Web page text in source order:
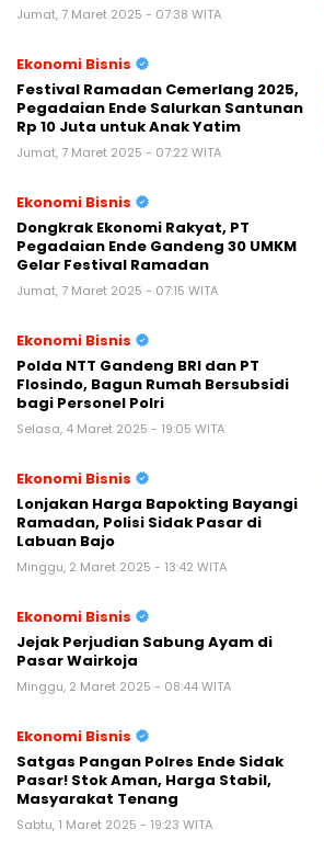
Jumat, 7 Maret 2025 - 07:38 WITA
Ekonomi Bisnis
Festival Ramadan Cemerlang 2025,
Pegadaian Ende Salurkan Santunan
Rp 10 Juta untuk Anak Yatim
Jumat, 7 Maret 2025 - 07:22 WITA
Ekonomi Bisnis
Dongkrak Ekonomi Rakyat, PT
Pegadaian Ende Gandeng 30 UMKM
Gelar Festival Ramadan
Jumat, 7 Maret 2025 - 07:15 WITA
Ekonomi Bisnis
Polda NTT Gandeng BRI dan PT
Flosindo, Bagun Rumah Bersubsidi
bagi Personel Polri
Selasa, 4 Maret 2025 - 19:05 WITA
Ekonomi Bisnis
Lonjakan Harga Bapokting Bayangi
Ramadan, Polisi Sidak Pasar di
Labuan Bajo
Minggu, 2 Maret 2025 - 13:42 WITA
Ekonomi Bisnis
Jejak Perjudian Sabung Ayam di
Pasar Wairkoja
Minggu, 2 Maret 2025 - 08:44 WITA
Ekonomi Bisnis
Satgas Pangan Polres Ende Sidak
Pasar! Stok Aman, Harga Stabil,
Masyarakat Tenang
Sabtu, 1 Maret 2025 - 19:23 WITA